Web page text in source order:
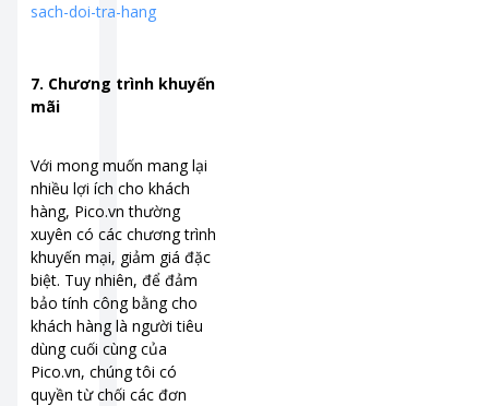
sach-doi-tra-hang
7. Chương trình khuyến
mãi
Với mong muốn mang lại
nhiều lợi ích cho khách
hàng, Pico.vn thường
xuyên có các chương trình
khuyến mại, giảm giá đặc
biệt. Tuy nhiên, để đảm
bảo tính công bằng cho
khách hàng là người tiêu
dùng cuối cùng của
Pico.vn, chúng tôi có
quyền từ chối các đơn